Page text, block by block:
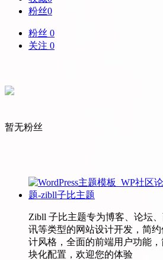
粉丝0
粉丝 0
关注 0
暂无粉丝
Zibll 子比主题专为博客、论坛
讯等类型的网站设计开发，简
计风格，全面的前端用户功能
块化配置，欢迎您的体验